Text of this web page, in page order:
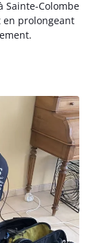
Sainte-Colombe
en prolongeant